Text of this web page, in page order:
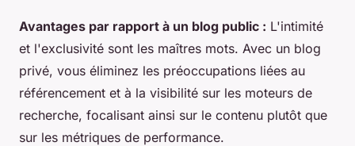
Avantages par rapport à un blog public : L'intimité
et l'exclusivité sont les maîtres mots. Avec un blog
privé, vous éliminez les préoccupations liées au
référencement et à la visibilité sur les moteurs de
recherche, focalisant ainsi sur le contenu plutôt que
sur les métriques de performance.